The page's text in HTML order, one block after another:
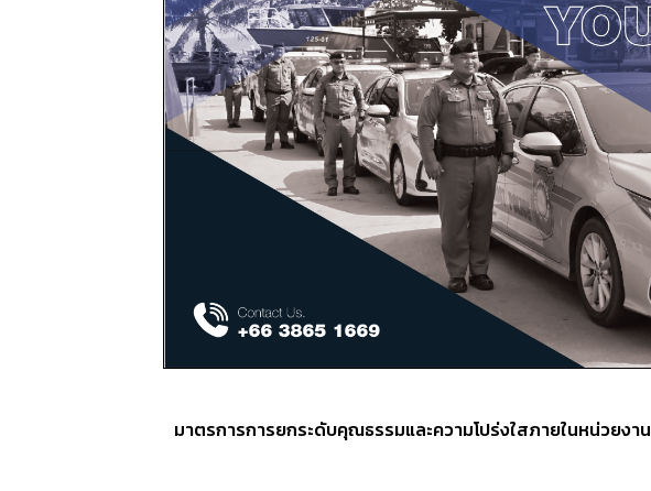
มาตรการการยกระดับคุณธรรมและความโปร่งใสภายในหน่วยงาน